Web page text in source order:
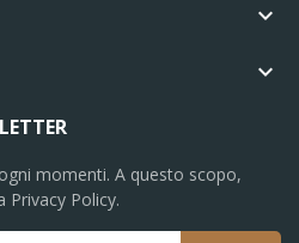


momenti. A questo scopo,
Policy.